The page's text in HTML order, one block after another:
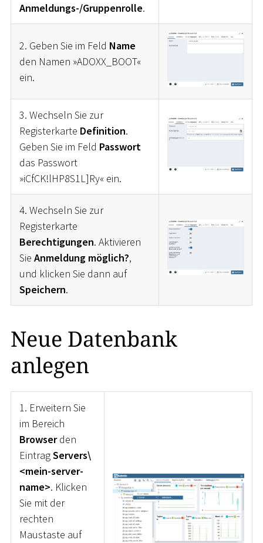
Anmeldungs-/Gruppenrolle.
2. Geben Sie im Feld Name
den Namen »ADOXX_BOOT«
ein.
3. Wechseln Sie zur
Registerkarte Definition.
Geben Sie im Feld Passwort
das Passwort
»iCfCK!lHP8S1L]Ry« ein.
4. Wechseln Sie zur
Registerkarte
Berechtigungen. Aktivieren
Sie Anmeldung möglich?,
und klicken Sie dann auf
Speichern.
Neue Datenbank
anlegen
1. Erweitern Sie
im Bereich
Browserden
EintragServers\
<mein-server-
name>. Klicken
Sie mit der
rechten
Maustaste auf